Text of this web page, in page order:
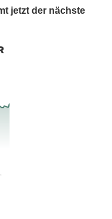
jetzt der nächste